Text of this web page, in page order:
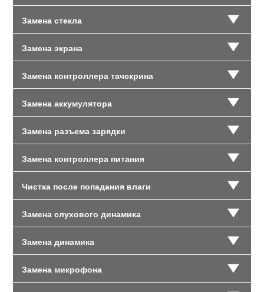
Замена стекла
Замена экрана
Замена контроллера тачскрина
Замена аккумулятора
Замена разъема зарядки
Замена контроллера питания
Чистка после попадания влаги
Замена слухового динамика
Замена динамика
Замена микрофона